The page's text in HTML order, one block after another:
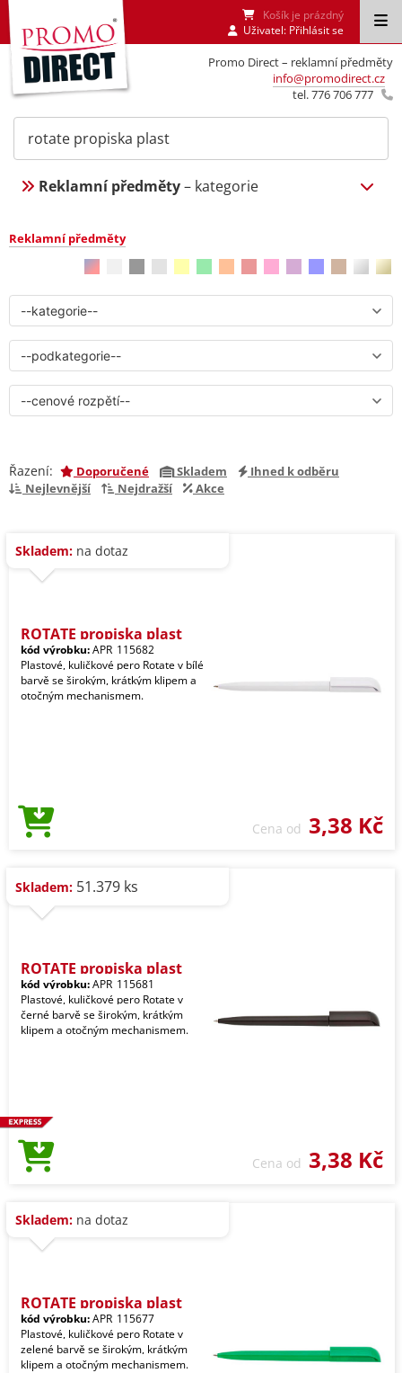
Promo Direct – reklamní předměty
info@promodirect.cz
tel. 776 706 777
Košík je prázdný
Uživatel: Přihlásit se
Reklamní předměty– kategorie
Reklamní předměty
Řazení: Doporučené Skladem
Ihned k odběru
Nejlevnější
Nejdražší Akce
Skladem: na dotaz
ROTATE propiska plast
kód výrobku:APR_115682
Plastové, kuličkové pero Rotate v bílé
barvě se širokým, krátkým klipem a
otočným mechanismem.
Cena od 3,38 Kč
Skladem: 51.379 ks
ROTATE propiska plast
kód výrobku:APR_115681
Plastové, kuličkové pero Rotate v
černé barvě se širokým, krátkým
klipem a otočným mechanismem.
Cena od 3,38 Kč
Skladem: na dotaz
ROTATE propiska plast
kód výrobku:APR_115677
Plastové, kuličkové pero Rotate v
zelené barvě se širokým, krátkým
klipem a otočným mechanismem.